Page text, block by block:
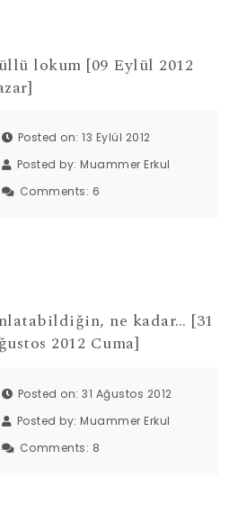
lokum [09 Eylül 2012
Posted on: 13 Eylül 2012
Posted by:Muammer Erkul
Comments: 6
ne kadar… [31
2012 Cuma]
Posted on: 31 Ağustos 2012
Posted by:Muammer Erkul
Comments: 8